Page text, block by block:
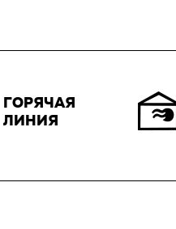
ГОРЯЧАЯ
ЛИНИЯ